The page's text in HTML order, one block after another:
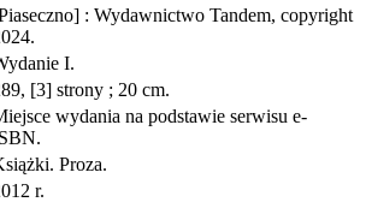
: Wydawnictwo Tandem, copyright
I.
[3] strony ; 20 cm.
wydania na podstawie serwisu e-
Proza.
r.